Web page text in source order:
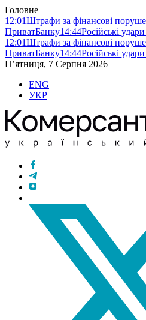
Головне
12:01Штрафи за фінансові
ПриватБанку14:44Російські
12:01Штрафи за фінансові
ПриватБанку14:44Російські
П’ятниця, 7 Серпня 2026
ENG
УКР